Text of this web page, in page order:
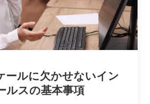
ールに欠かせないイン
ルスの基本事項